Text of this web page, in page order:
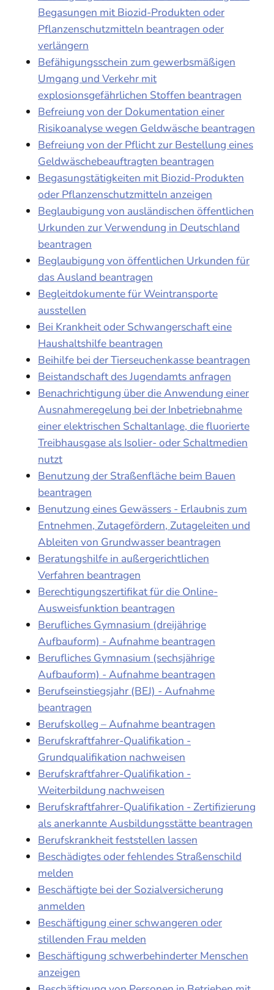
Begasungen mit Biozid-Produkten oder
Pflanzenschutzmitteln beantragen oder
verlängern
Befähigungsschein zum gewerbsmäßigen
Umgang und Verkehr mit
explosionsgefährlichen Stoffen beantragen
Befreiung von der Dokumentation einer
Risikoanalyse wegen Geldwäsche beantragen
Befreiung von der Pflicht zur Bestellung eines
Geldwäschebeauftragten beantragen
Begasungstätigkeiten mit Biozid-Produkten
oder Pflanzenschutzmitteln anzeigen
Beglaubigung von ausländischen öffentlichen
Urkunden zur Verwendung in Deutschland
beantragen
Beglaubigung von öffentlichen Urkunden für
das Ausland beantragen
Begleitdokumente für Weintransporte
ausstellen
Bei Krankheit oder Schwangerschaft eine
Haushaltshilfe beantragen
Beihilfe bei der Tierseuchenkasse beantragen
Beistandschaft des Jugendamts anfragen
Benachrichtigung über die Anwendung einer
Ausnahmeregelung bei der Inbetriebnahme
einer elektrischen Schaltanlage, die fluorierte
Treibhausgase als Isolier- oder Schaltmedien
nutzt
Benutzung der Straßenfläche beim Bauen
beantragen
Benutzung eines Gewässers - Erlaubnis zum
Entnehmen, Zutagefördern, Zutageleiten und
Ableiten von Grundwasser beantragen
Beratungshilfe in außergerichtlichen
Verfahren beantragen
Berechtigungszertifikat für die Online-
Ausweisfunktion beantragen
Berufliches Gymnasium (dreijährige
Aufbauform) - Aufnahme beantragen
Berufliches Gymnasium (sechsjährige
Aufbauform) - Aufnahme beantragen
Berufseinstiegsjahr (BEJ) - Aufnahme
beantragen
Berufskolleg – Aufnahme beantragen
Berufskraftfahrer-Qualifikation -
Grundqualifikation nachweisen
Berufskraftfahrer-Qualifikation -
Weiterbildung nachweisen
Berufskraftfahrer-Qualifikation - Zertifizierung
als anerkannte Ausbildungsstätte beantragen
Berufskrankheit feststellen lassen
Beschädigtes oder fehlendes Straßenschild
melden
Beschäftigte bei der Sozialversicherung
anmelden
Beschäftigung einer schwangeren oder
stillenden Frau melden
Beschäftigung schwerbehinderter Menschen
anzeigen